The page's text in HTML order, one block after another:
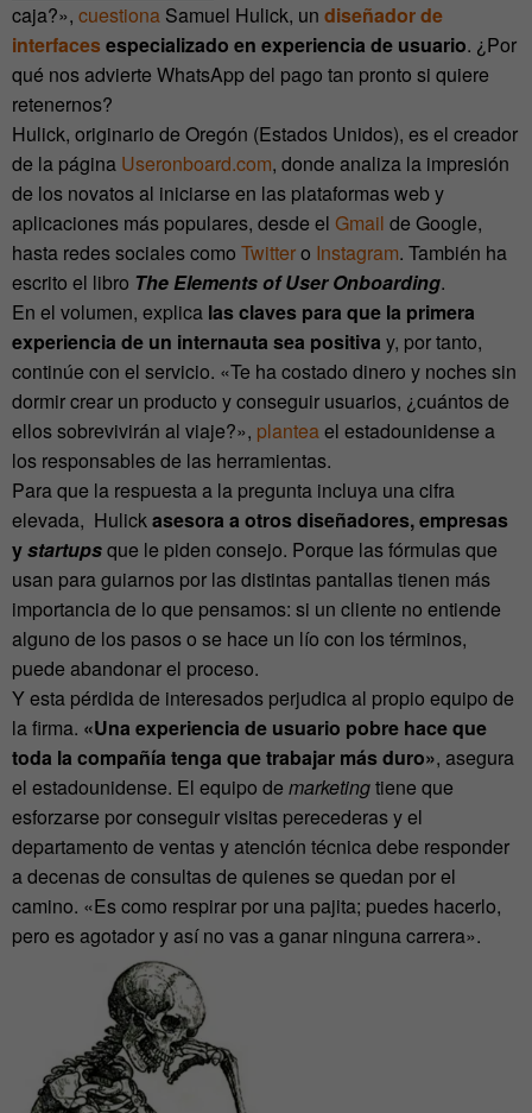
caja?», cuestiona Samuel Hulick, un diseñador de
interfacesespecializado en experiencia de usuario. ¿Por
qué nos advierte WhatsApp del pago tan pronto si quiere
retenernos?
Hulick, originario de Oregón (Estados Unidos), es el creador
de la página Useronboard.com, donde analiza la impresión
de los novatos al iniciarse en las plataformas web y
aplicaciones más populares, desde el Gmail de Google,
hasta redes sociales como Twittero Instagram. También ha
escrito el libro The Elements of User Onboarding.
En el volumen, explica las claves para que la primera
experiencia de un internauta sea positiva y, por tanto,
continúe con el servicio. «Te ha costado dinero y noches sin
dormir crear un producto y conseguir usuarios, ¿cuántos de
ellos sobrevivirán al viaje?», planteael estadounidense a
los responsables de las herramientas.
Para que la respuesta a la pregunta incluya una cifra
elevada, Hulickasesora a otros diseñadores, empresas
ystartupsque le piden consejo. Porque las fórmulas que
usan para guiarnos por las distintas pantallas tienen más
importancia de lo que pensamos: si un cliente no entiende
alguno de los pasos o se hace un lío con los términos,
puede abandonar el proceso.
Y esta pérdida de interesados perjudica al propio equipo de
la firma. «Una experiencia de usuario pobre hace que
toda la compañía tenga que trabajar más duro», asegura
el estadounidense. El equipo de marketingtiene que
esforzarse por conseguir visitas perecederas y el
departamento de ventas y atención técnica debe responder
a decenas de consultas de quienes se quedan por el
camino. «Es como respirar por una pajita; puedes hacerlo,
pero es agotador y así no vas a ganar ninguna carrera».